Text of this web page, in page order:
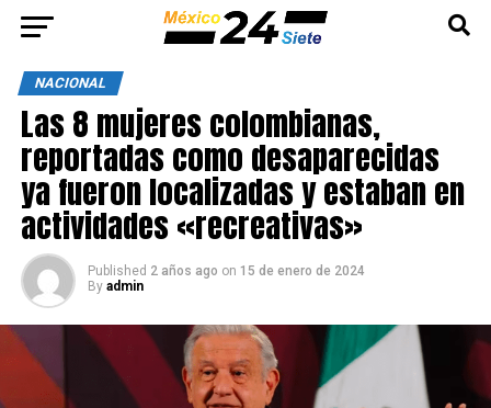
NACIONAL
Las 8 mujeres colombianas,
reportadas como desaparecidas
ya fueron localizadas y estaban en
actividades «recreativas»
Published 2 años ago on 15 de enero de 2024
By admin